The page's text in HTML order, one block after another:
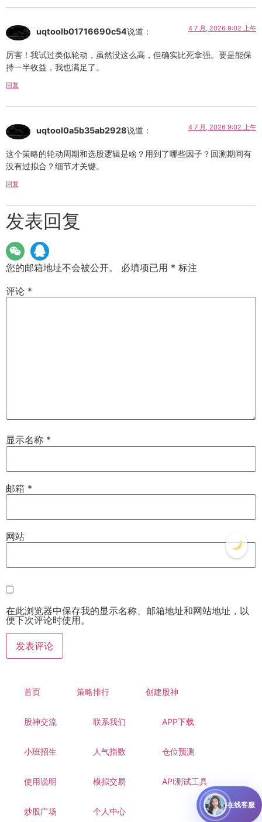
uqtoolb01716690c54说道： 4 7 月, 2026 9:02 上午
厉害！我试过类似轮动，虽然没这么高，但确实比死拿强。要是能保
持一半收益，我也满足了。
回复
uqtool0a5b35ab2928说道： 4 7 月, 2026 9:02 上午
这个策略的轮动周期和选股逻辑是啥？用到了哪些因子？回测期间有
没有过拟合？细节才关键。
回复
发表回复
您的邮箱地址不会被公开。 必填项已用 * 标注
评论 *
显示名称 *
邮箱 *
网站
在此浏览器中保存我的显示名称、邮箱地址和网站地址，以
便下次评论时使用。
首页 策略排行 创建股神
股神交流 联系我们 APP下载
小班招生 人气指数 仓位预测
使用说明 模拟交易 API测试工具
炒股广场 个人中心
在线客服